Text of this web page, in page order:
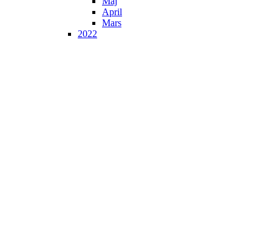
April
Mars
2022